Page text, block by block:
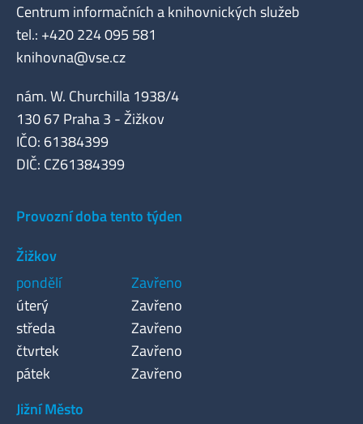
Centrum informačních a knihovnických služeb
tel.: +420 224 095 581
knihovna@vse.cz
nám. W. Churchilla 1938/4
130 67 Praha 3 - Žižkov
IČO: 61384399
DIČ: CZ61384399
Provozní doba tento týden
Žižkov
pondělí
Zavřeno
úterý
Zavřeno
středa
Zavřeno
čtvrtek
Zavřeno
pátek
Zavřeno
Jižní Město